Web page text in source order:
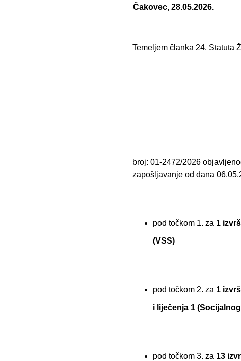
Čakovec, 28.05.2026.
Temeljem članka 24. Statuta
broj: 01-2472/2026
zapošljavanje od dana
pod točkom 1. za 1
(VSS)
pod točkom 2. za 1
i liječenja 1
pod točkom 3. za 13